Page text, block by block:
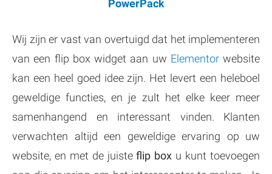
PowerPack
Wij zijn er vast van overtuigd dat het implementeren
van een flip box widget aan uw Elementorwebsite
kan een heel goed idee zijn. Het levert een heleboel
geweldige functies, en je zult het elke keer meer
samenhangend en interessant vinden. Klanten
verwachten altijd een geweldige ervaring op uw
website, en met de juisteflip box u kunt toevoegen